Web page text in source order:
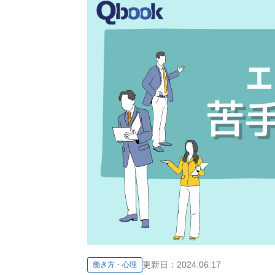
働き方・心理 更新日： 2024.06.17